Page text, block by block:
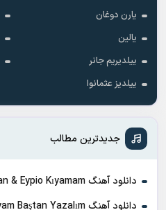
یارن دوغان
یالین
ییلدیریم جانر
ییلدیز عثمانوا
جدیدترین مطالب
دانلود آهنگ Sibel Can & Eypio Kıyamam
دانلود آهنگ Siyam Baştan Yazalım